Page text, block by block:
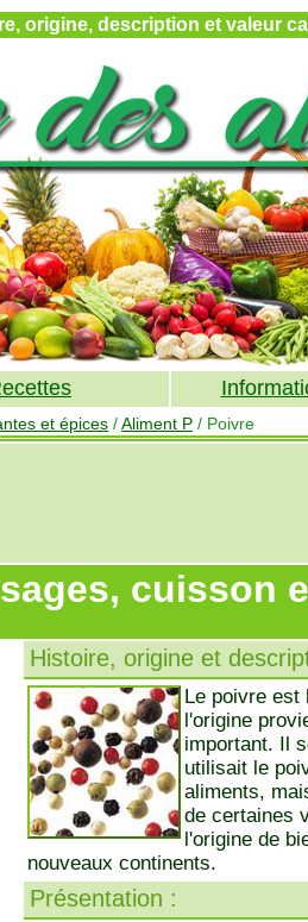
origine, description et valeur
et épices /Aliment P / Poivre
cuisson
Histoire, origine et
Le poivre est
l'origine
important. Il
utilisait le
aliments,
de certaines
l'origine de
nouveaux continents.
Présentation :